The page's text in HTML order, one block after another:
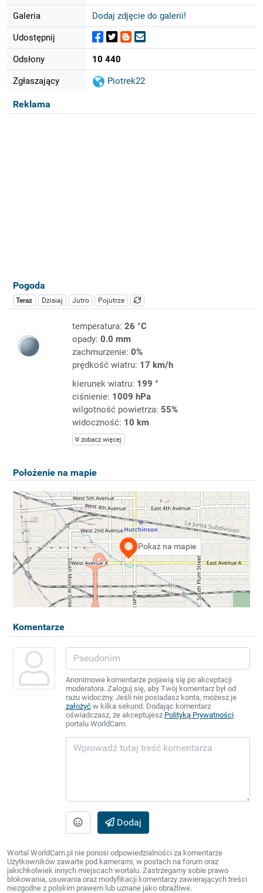
Galeria Dodaj zdjęcie do galerii!
Udostępnij
Odsłony 10 440
Zgłaszający Piotrek22
Reklama
Pogoda
Teraz Dzisiaj Jutro Pojutrze
temperatura: 26 °C
opady: 0.0 mm
zachmurzenie: 0%
prędkość wiatru: 17 km/h
kierunek wiatru: 199 °
ciśnienie: 1009 hPa
wilgotność powietrza: 55%
widoczność: 10 km
zobacz więcej
Położenie na mapie
Pokaż na mapie
Komentarze
Anonimowe komentarze pojawią się po akceptacji
moderatora. Zaloguj się, aby Twój komentarz był od
razu widoczny. Jeśli nie posiadasz konta, możesz je
założyćw kilka sekund. Dodając komentarz
oświadczasz, że akceptujesz Polityką Prywatności
portalu WorldCam.
Dodaj
Wortal WorldCam.pl nie ponosi odpowiedzialności za komentarze
Użytkowników zawarte pod kamerami, w postach na forum oraz
jakichkolwiek innych miejscach wortalu. Zastrzegamy sobie prawo
blokowania, usuwania oraz modyfikacji komentarzy zawierających treści
niezgodne z polskim prawem lub uznane jako obraźliwe.